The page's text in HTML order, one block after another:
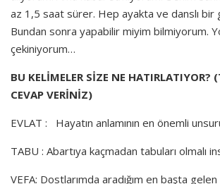
az 1,5 saat sürer. Hep ayakta ve danslı bir
Bundan sonra yapabilir miyim bilmiyorum.
çekiniyorum…
BU KELİMELER SİZE NE HATIRLATIYOR?
CEVAP VERİNİZ)
EVLAT : Hayatın anlamının en önemli
TABU : Abartıya kaçmadan tabuları olmalı
VEFA: Dostlarımda aradığım en başta